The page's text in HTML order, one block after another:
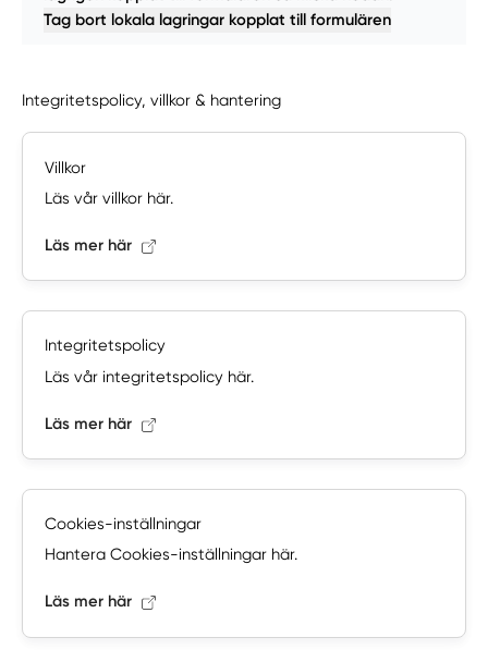
Tag bort lokala lagringar kopplat till formulären
Integritetspolicy, villkor & hantering
Villkor
Läs vår villkor här.
Läs mer här
Integritetspolicy
Läs vår integritetspolicy här.
Läs mer här
Cookies-inställningar
Hantera Cookies-inställningar här.
Läs mer här